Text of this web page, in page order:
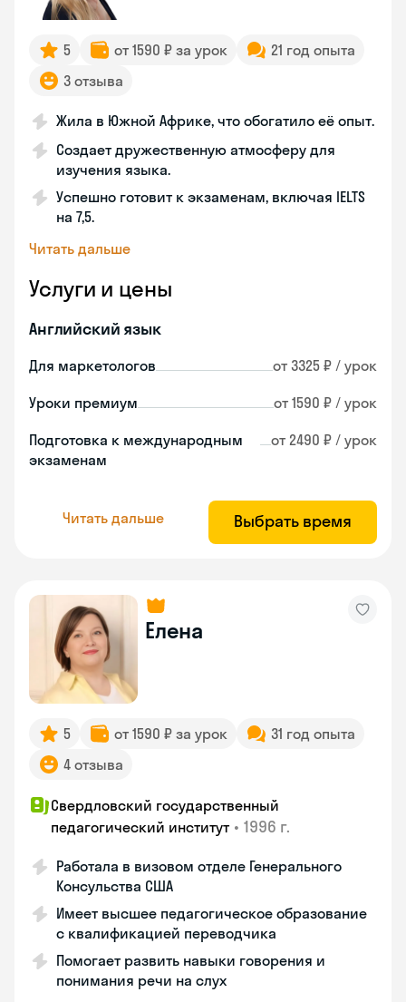
5 от 1590 ₽ за урок
21 год опыта
3 отзыва
Жила в Южной Африке, что обогатило её опыт.
Создает дружественную атмосферу для
изучения языка.
Успешно готовит к экзаменам, включая IELTS
на 7,5.
Читать дальше
Услуги и цены
Английский язык
Для маркетологов от 3325 ₽ / урок
Уроки премиум от 1590 ₽ / урок
Подготовка к международным
экзаменам
от 2490 ₽ / урок
Читать дальше Выбрать время
Елена
5 от 1590 ₽ за урок
31 год опыта
4 отзыва
Свердловский государственный
педагогический институт • 1996 г.
Работала в визовом отделе Генерального
Консульства США
Имеет высшее педагогическое образование
с квалификацией переводчика
Помогает развить навыки говорения и
понимания речи на слух